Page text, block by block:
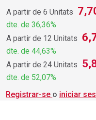
A partir de 6 Unitats
dte. de 36,36%
A partir de 12 Unitats
dte. de 44,63%
A partir de 24 Unitats
dte. de 52,07%
Registrar-se o iniciar